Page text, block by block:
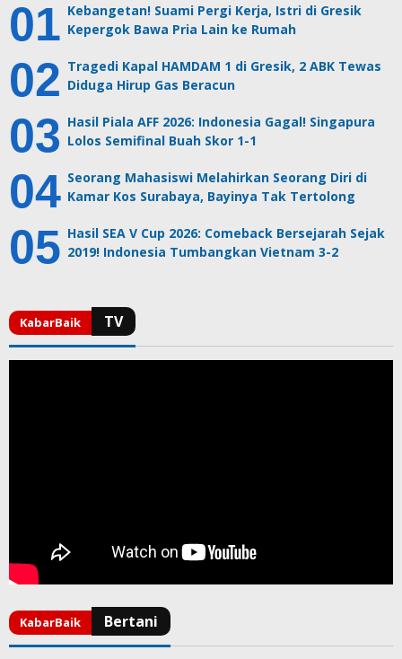
Kebangetan! Suami Pergi Kerja, Istri di Gresik
Kepergok Bawa Pria Lain ke Rumah
Tragedi Kapal HAMDAM 1 di Gresik, 2 ABK Tewas
Diduga Hirup Gas Beracun
Hasil Piala AFF 2026: Indonesia Gagal! Singapura
Lolos Semifinal Buah Skor 1-1
Seorang Mahasiswi Melahirkan Seorang Diri di
Kamar Kos Surabaya, Bayinya Tak Tertolong
Hasil SEA V Cup 2026: Comeback Bersejarah Sejak
2019! Indonesia Tumbangkan Vietnam 3-2